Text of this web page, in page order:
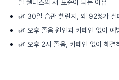
벌 웰니스의 새 표준이 되는 이유
🌿 30일 습관 챌린지, 왜 92%가 실
🌿 오후 졸음 원인과 카페인 없이
🌿 오후 2시 졸음, 카페인 없이 해결